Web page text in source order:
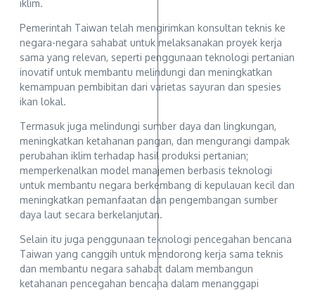
iklim.
Pemerintah Taiwan telah mengirimkan konsultan teknis ke
negara-negara sahabat untuk melaksanakan proyek kerja
sama yang relevan, seperti penggunaan teknologi pertanian
inovatif untuk membantu melindungi dan meningkatkan
kemampuan pembibitan dari varietas sayuran dan spesies
ikan lokal.
Termasuk juga melindungi sumber daya dan lingkungan,
meningkatkan ketahanan pangan, dan mengurangi dampak
perubahan iklim terhadap hasil produksi pertanian;
memperkenalkan model manajemen berbasis teknologi
untuk membantu negara berkembang di kepulauan kecil dan
meningkatkan pemanfaatan dan pengembangan sumber
daya laut secara berkelanjutan.
Selain itu juga penggunaan teknologi pencegahan bencana
Taiwan yang canggih untuk mendorong kerja sama teknis
dan membantu negara sahabat dalam membangun
ketahanan pencegahan bencana dalam menanggapi